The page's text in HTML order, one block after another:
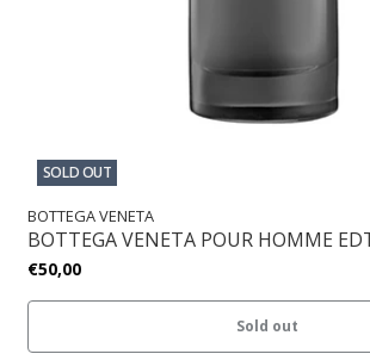
SOLD OUT
BOTTEGA VENETA
BOTTEGA VENETA POUR HOMME
€50,00
Sold out